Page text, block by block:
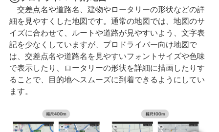
交差点名や道路名、建物やロータリーの形状などの詳
細を見やすくした地図です。通常の地図では、地図のサ
イズに合わせて、ルートや道路が見やすいよう、文字表
記を少なくしていますが、プロドライバー向け地図で
は、交差点名や道路名を見やすいフォントサイズや色味
で表示したり、ロータリーの形状を詳細に描画したりす
ることで、目的地へスムーズに到着できるようにしてい
ます。